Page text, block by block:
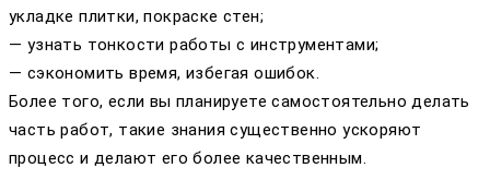
укладке плитки, покраске стен;
— узнать тонкости работы с инструментами;
— сэкономить время, избегая ошибок.
Более того, если вы планируете самостоятельно делать
часть работ, такие знания существенно ускоряют
процесс и делают его более качественным.